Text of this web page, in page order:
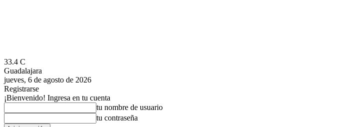
33.4 C
Guadalajara
jueves, 6 de agosto de 2026
Registrarse
¡Bienvenido! Ingresa en tu cuenta
tu nombre de usuario
tu contraseña